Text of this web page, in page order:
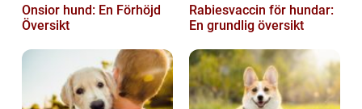
Onsior hund: En Förhöjd
Översikt
Rabiesvaccin för hundar:
En grundlig översikt